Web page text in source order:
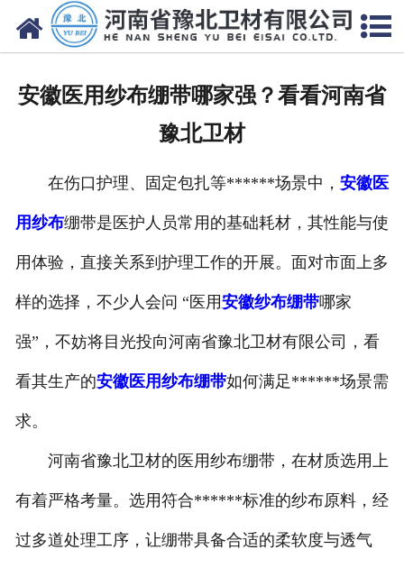
网站首页
厂房设备
人才招聘
联系我们
安徽医用纱布绷带哪家强？看看河南省
豫北卫材​
在伤口护理、固定包扎等******场景中， 安徽医
用纱布绷带是医护人员常用的基础耗材，其性能与使
用体验，直接关系到护理工作的开展。面对市面上多
样的选择，不少人会问 “医用安徽纱布绷带哪家
强”，不妨将目光投向河南省豫北卫材有限公司，看
看其生产的安徽医用纱布绷带如何满足******场景需
求。
河南省豫北卫材的医用纱布绷带，在材质选用上
有着严格考量。选用符合******标准的纱布原料，经
过多道处理工序，让绷带具备合适的柔软度与透气